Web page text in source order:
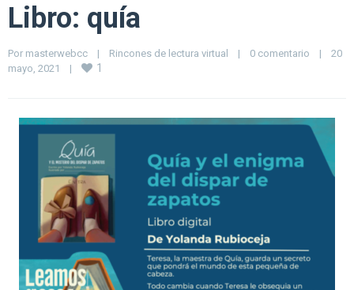
Libro: quía
Por masterwebcc | Rincones de lectura virtual | 0 comentario |
20
mayo, 2021 | 1